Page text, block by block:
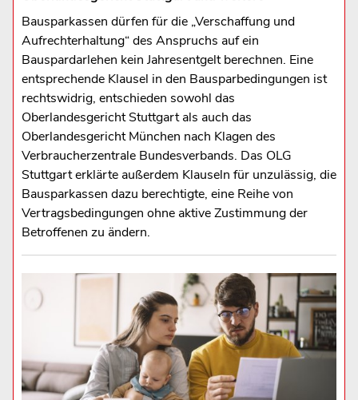
Bausparkassen dürfen für die „Verschaffung und
Aufrechterhaltung“ des Anspruchs auf ein
Bauspardarlehen kein Jahresentgelt berechnen. Eine
entsprechende Klausel in den Bausparbedingungen ist
rechtswidrig, entschieden sowohl das
Oberlandesgericht Stuttgart als auch das
Oberlandesgericht München nach Klagen des
Verbraucherzentrale Bundesverbands. Das OLG
Stuttgart erklärte außerdem Klauseln für unzulässig, die
Bausparkassen dazu berechtigte, eine Reihe von
Vertragsbedingungen ohne aktive Zustimmung der
Betroffenen zu ändern.